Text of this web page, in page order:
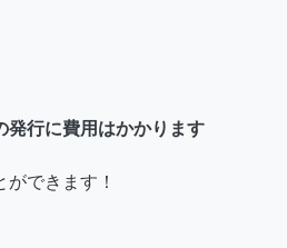
発行に費用はかかります
できます！